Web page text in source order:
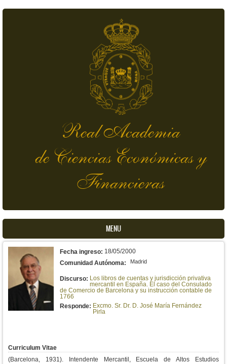
Real Academia
de Ciencias Económicas y
Financieras
MENU
Fecha ingreso: 18/05/2000
Comunidad Autónoma:
Madrid
Discurso: Los libros de cuentas y jurisdicción privativa
mercantil en España. El caso del Consulado
de Comercio de Barcelona y su instrucción contable de
1766
Responde: Excmo. Sr. Dr. D. José María Fernández
Pirla
Curriculum Vitae
(Barcelona, 1931). Intendente Mercantil, Escuela de Altos Estudios